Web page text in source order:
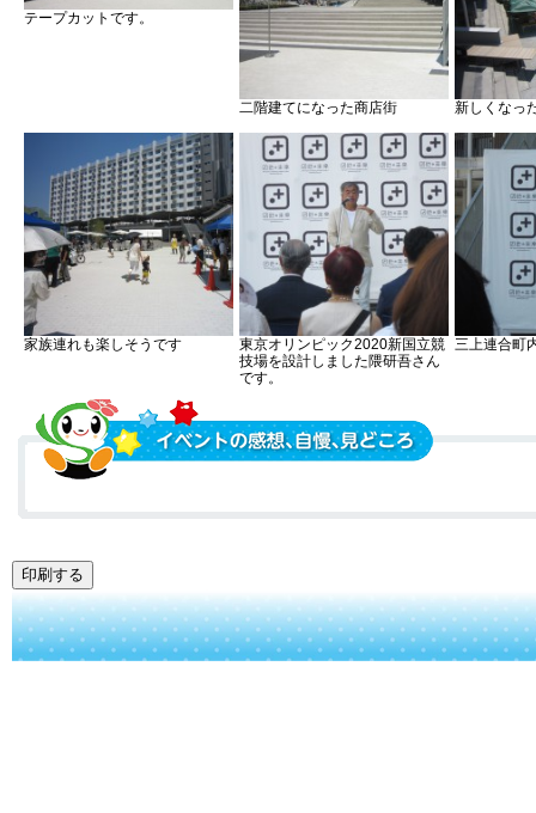
テープカットです。
二階建てになった商店街 新しくなっ
家族連れも楽しそうです
東京オリンピック2020新国立競
技場を設計しました隈研吾さん
です。
三上連合町